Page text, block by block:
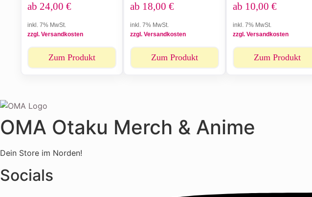
ab 24,00 €
inkl. 7% MwSt.
zzgl. Versandkosten
Zum Produkt
ab 18,00 €
inkl. 7% MwSt.
zzgl. Versandkosten
Zum Produkt
ab 10,00 €
inkl. 7% MwSt.
zzgl. Versandkosten
Zum Produkt
OMA Otaku Merch & Anime
Dein Store im Norden!
Socials